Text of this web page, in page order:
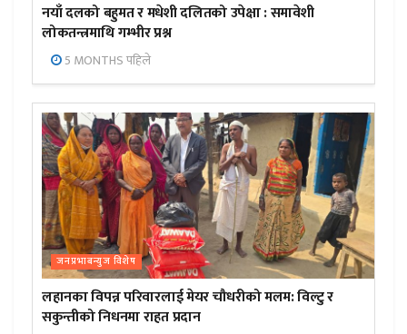
नयाँ दलको बहुमत र मधेशी दलितको उपेक्षा : समावेशी
लोकतन्त्रमाथि गम्भीर प्रश्न
5 MONTHS पहिले
जनप्रभाबन्युज विशेष
लहानका विपन्न परिवारलाई मेयर चौधरीको मलम: विल्टु र
सकुन्तीको निधनमा राहत प्रदान